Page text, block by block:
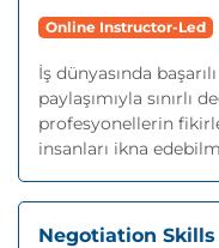
Online Instructor-Led
İş dünyasında
paylaşımıyla
profesyonellerin
insanları ikna
Negotiation Skills